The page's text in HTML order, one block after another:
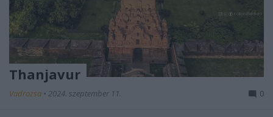
Thanjavur
Vadrozsa • 2024. szeptember 11. 0